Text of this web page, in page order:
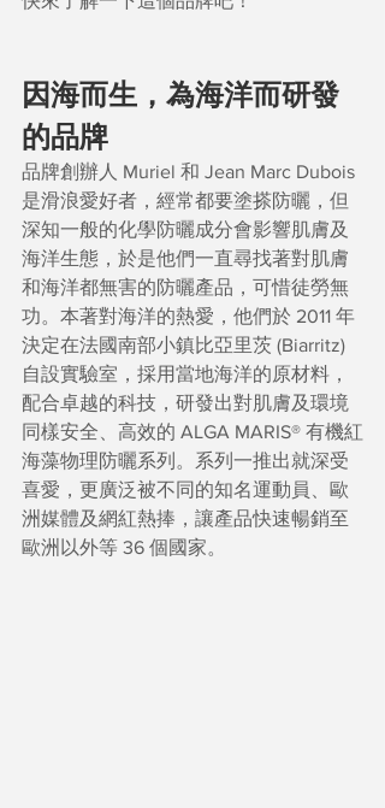
因海而生，為海洋而研發
的品牌
品牌創辦人 Muriel 和 Jean Marc Dubois
是滑浪愛好者，經常都要塗搽防曬，但
深知一般的化學防曬成分會影響肌膚及
海洋生態，於是他們一直尋找著對肌膚
和海洋都無害的防曬產品，可惜徒勞無
功。本著對海洋的熱愛，他們於 2011 年
決定在法國南部小鎮比亞里茨 (Biarritz)
自設實驗室，採用當地海洋的原材料，
配合卓越的科技，研發出對肌膚及環境
同樣安全、高效的 ALGA MARIS® 有機紅
海藻物理防曬系列。系列一推出就深受
喜愛，更廣泛被不同的知名運動員、歐
洲媒體及網紅熱捧，讓產品快速暢銷至
歐洲以外等 36 個國家。